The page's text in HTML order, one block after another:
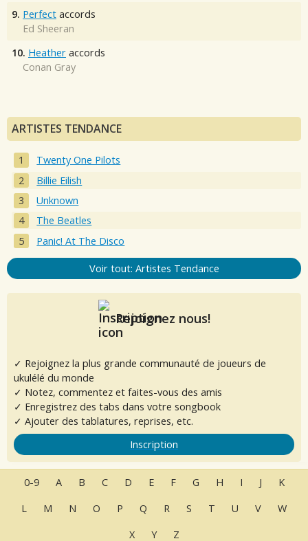
9. Perfect accords
Ed Sheeran
10. Heather accords
Conan Gray
ARTISTES TENDANCE
Twenty One Pilots
Billie Eilish
Unknown
The Beatles
Panic! At The Disco
Voir tout: Artistes Tendance
Rejoignez nous!
✓ Rejoignez la plus grande communauté de joueurs de
ukulélé du monde
✓ Notez, commentez et faites-vous des amis
✓ Enregistrez des tabs dans votre songbook
✓ Ajouter des tablatures, reprises, etc.
Inscription
0-9 A B C D E F G H I J
K
L
M N O P Q R S T U V
W
X
Y Z